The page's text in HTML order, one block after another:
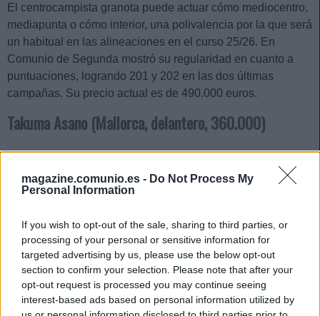
magazine.comunio.es - Do Not Process My
Personal Information
If you wish to opt-out of the sale, sharing to third parties, or
processing of your personal or sensitive information for
targeted advertising by us, please use the below opt-out
section to confirm your selection. Please note that after your
opt-out request is processed you may continue seeing
interest-based ads based on personal information utilized by
El centrocampista granota puede actuar cómo mediocentro,
mediapunta o cómo interior, una polivalencia por la que será
un habitual en las alineaciones en el curso 25/26. En
Comunio de Segunda mostró su regularidad en cuanto a
puntuaciones, logrando 201 y 202 en las dos últimas
campañas. Su precio actual es de 490.000 euros.
Takuma Asano (Mallorca, delantero, 360.000)
La campaña 24/25 no fue la mejor para Takuma Asano,
quien lastrado por las lesiones sólo pudo disputar 21
partidos de Liga, 13 de ellos cómo titular, en los que anotó 2
El Mallorca probablemente incorporará un par de jugadores
en la parcela ofensiva, pero el atacante japonés debería ser
un futbolista muy utilizado por Arrasate en la parte izquierda
del ataque si los problemas físicos le respetan. Si buscas un
delantero muy barato que no suponga ningún riesgo para